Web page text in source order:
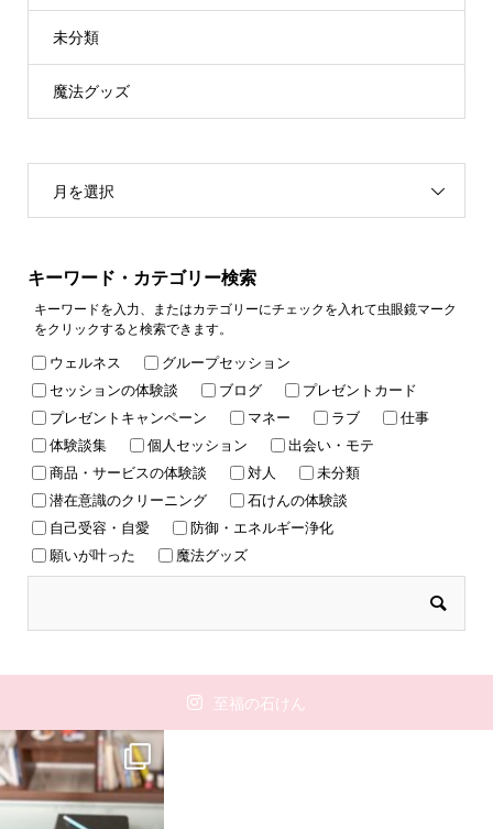
未分類
魔法グッズ
月を選択
キーワード・カテゴリー検索
キーワードを入力、またはカテゴリーにチェックを入れて虫眼鏡マーク
をクリックすると検索できます。
ウェルネス
グループセッション
セッションの体験談
ブログ
プレゼントカード
プレゼントキャンペーン
マネー ラブ
仕事
体験談集
個人セッション
出会い・モテ
商品・サービスの体験談
対人
未分類
潜在意識のクリーニング
石けんの体験談
自己受容・自愛
防御・エネルギー浄化
願いが叶った
魔法グッズ
至福の石けん